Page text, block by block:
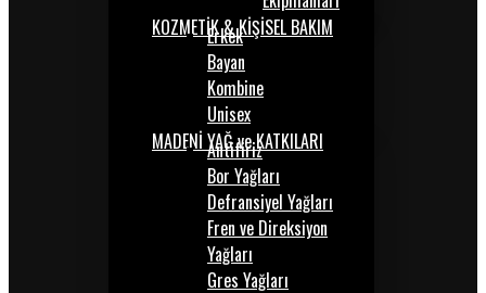
KOZMETİK & KİŞİSEL BAKIM
Erkek
Bayan
Kombine
Unisex
MADENİ YAĞ ve KATKILARI
Antifiriz
Bor Yağları
Defransiyel Yağları
Fren ve Direksiyon
Yağları
Gres Yağları